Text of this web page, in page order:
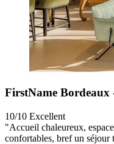
FirstName
10/10 Excellent
"Accueil chaleureux,
confortables, bref un séjour